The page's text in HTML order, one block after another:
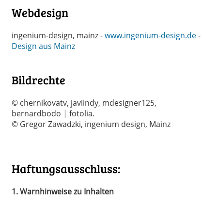
Webdesign
ingenium-design, mainz -www.ingenium-design.de-
Design aus Mainz
Bildrechte
© chernikovatv, javiindy, mdesigner125,
bernardbodo | fotolia.
© Gregor Zawadzki, ingenium design, Mainz
Haftungsausschluss:
1. Warnhinweise zu Inhalten